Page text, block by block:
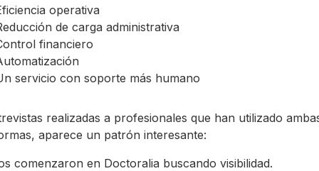
operativa
de carga administrativa
financiero
servicio con soporte más humano
realizadas a profesionales que han utilizado
aparece un patrón interesante:
comenzaron en Doctoralia buscando visibilidad.